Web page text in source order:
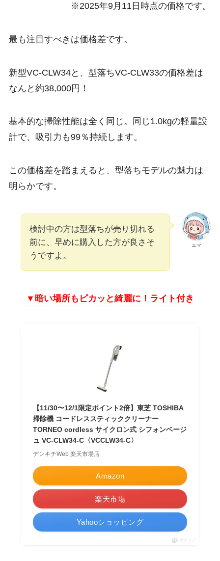
※2025年9月11日時点の価格です。
最も注目すべきは価格差です。
新型VC-CLW34と、型落ちVC-CLW33の価格差は
なんと約38,000円！
基本的な掃除性能は全く同じ。同じ1.0kgの軽量設
計で、吸引力も99％持続します。
この価格差を踏まえると、型落ちモデルの魅力は
明らかです。
エマ
検討中の方は型落ちが売り切れる
前に、早めに購入した方が良さそ
うですよ。
▼暗い場所もピカッと綺麗に！ライト付き
【11/30〜12/1限定ポイント2倍】東芝 TOSHIBA
掃除機 コードレススティッククリーナー
TORNEO cordless サイクロン式 シフォンベージ
ュ VC-CLW34-C〈VCCLW34-C〉
デンキチWeb 楽天市場店
Amazon
楽天市場
Yahooショッピング
ポチップ